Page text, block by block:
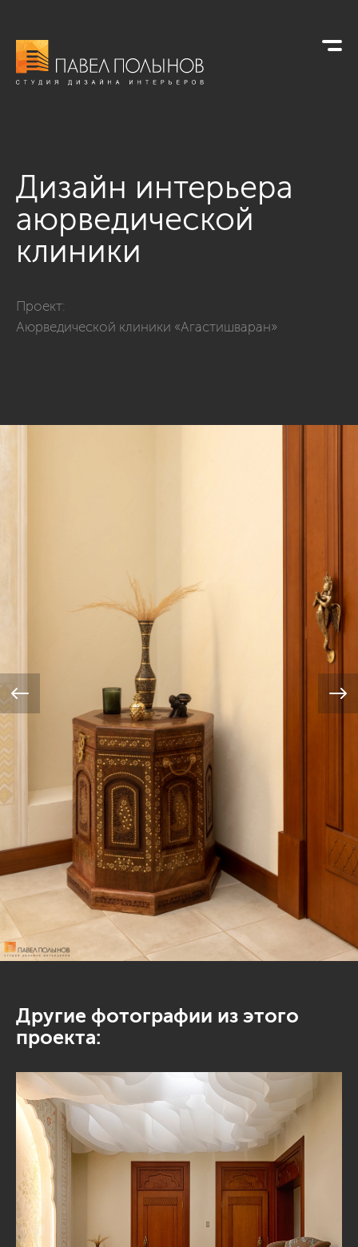
Дизайн интерьера
аюрведической
клиники
Проект:
Аюрведической клиники «Агастишваран»
Другие фотографии из этого
проекта: